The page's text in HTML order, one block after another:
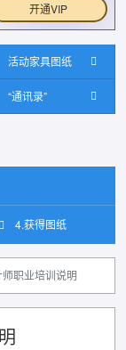
开通VIP
活动家具图纸
“通讯录”
4.获得图纸
职业培训说明